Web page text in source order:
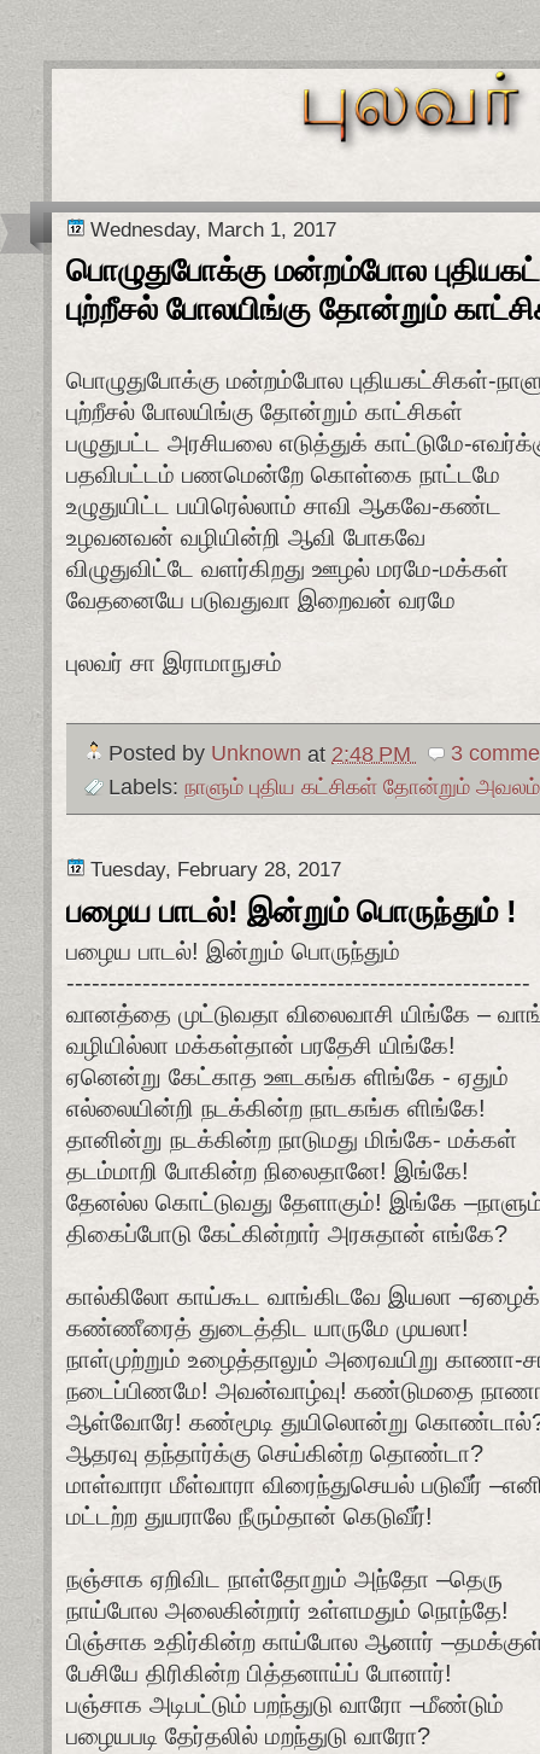
Wednesday, March 1, 2017
பொழுதுபோக்கு மன்றம்போல
புற்றீசல் போலயிங்கு தோன்றும்
பொழுதுபோக்கு மன்றம்போல புதியகட்சிகள்-
புற்றீசல் போலயிங்கு தோன்றும் காட்சிகள்
பழுதுபட்ட அரசியலை எடுத்துக் காட்டுமே-
பதவிபட்டம் பணமென்றே கொள்கை நாட்டமே
உழுதுயிட்ட பயிரெல்லாம் சாவி ஆகவே-கண்ட
உழவனவன் வழியின்றி ஆவி போகவே
விழுதுவிட்டே வளர்கிறது ஊழல் மரமே-மக்கள்
வேதனையே படுவதுவா இறைவன் வரமே
புலவர் சா இராமாநுசம்
Posted by Unknown at 2:48 PM
3
Labels: நாளும் புதிய கட்சிகள் தோன்றும் அவலம்
Tuesday, February 28, 2017
பழைய பாடல்! இன்றும் பொருந்தும் !
பழைய பாடல்! இன்றும் பொருந்தும்
-------------------------------------------------------
வானத்தை முட்டுவதா விலைவாசி யிங்கே –
வழியில்லா மக்கள்தான் பரதேசி யிங்கே!
ஏனென்று கேட்காத ஊடகங்க ளிங்கே - ஏதும்
எல்லையின்றி நடக்கின்ற நாடகங்க ளிங்கே!
தானின்று நடக்கின்ற நாடுமது மிங்கே- மக்கள்
தடம்மாறி போகின்ற நிலைதானே! இங்கே!
தேனல்ல கொட்டுவது தேளாகும்! இங்கே
திகைப்போடு கேட்கின்றார் அரசுதான் எங்கே?
கால்கிலோ காய்கூட வாங்கிடவே இயலா –ஏழைக்
கண்ணீரைத் துடைத்திட யாருமே முயலா!
நாள்முற்றும் உழைத்தாலும் அரைவயிறு காணா-
நடைப்பிணமே! அவன்வாழ்வு! கண்டுமதை
ஆள்வோரே! கண்மூடி துயிலொன்று
ஆதரவு தந்தார்க்கு செய்கின்ற தொண்டா?
மாள்வாரா மீள்வாரா விரைந்துசெயல் படுவீர்
மட்டற்ற துயராலே நீரும்தான் கெடுவீர்!
நஞ்சாக ஏறிவிட நாள்தோறும் அந்தோ –தெரு
நாய்போல அலைகின்றார் உள்ளமதும் நொந்தே!
பிஞ்சாக உதிர்கின்ற காய்போல ஆனார்
பேசியே திரிகின்ற பித்தனாய்ப் போனார்!
பஞ்சாக அடிபட்டும் பறந்துடு வாரோ –மீண்டும்
பழையபடி தேர்தலில் மறந்துடு வாரோ?